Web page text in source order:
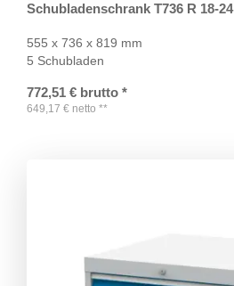
Schubladenschrank T736 R 18-24
555 x 736 x 819 mm
5 Schubladen
772,51 € brutto *
649,17 € netto **